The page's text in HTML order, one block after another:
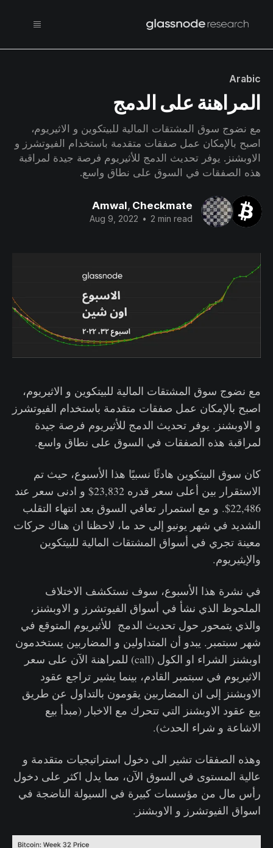
Arabic
المراهنة على الدمج
مع نضوج سوق المشتقات المالية للبيتكوين و الاثيريوم،
اصبح بالإمكان عمل صفقات متقدمة باستخدام الفيوتشرز و
الاوبشنز. يوفر تحديث الدمج للأثيريوم فرصة جيدة لمراقبة
هذه الصفقات في السوق على نطاق واسع.
Amwal, Checkmate
Aug 9, 2022 • 2 min read
مع نضوج سوق المشتقات المالية للبيتكوين و الاثيريوم،
اصبح بالإمكان عمل صفقات متقدمة باستخدام الفيوتشرز
و الاوبشنز. يوفر تحديث الدمج للأثيريوم فرصة جيدة
لمراقبة هذه الصفقات في السوق على نطاق واسع.
كان سوق البيتكوين هادئًا نسبيًا هذا الأسبوع، حيث تم
الاستقرار بين أعلى سعر قدره 23,832$ و ادنى سعر عند
22,486$. و مع استمرار تعافي السوق بعد انتهاء التقلب
الشديد في شهر يونيو إلى حد ما، لاحظنا ان هناك حركات
معينة تجري في أسواق المشتقات المالية للبيتكوين
والإيثيريوم.
في نشرة هذا الأسبوع، سوف نستكشف الاختلاف
الملحوظ الذي نشأ في أسواق الفيوتشرز و الاوبشنز،
والذي يتمحور حول تحديث الدمج للأثيريوم المتوقع في
شهر سبتمبر. يبدو أن المتداولين و المضاربين يستخدمون
اوبشنز الشراء او الكول (call) للمراهنة الآن على سعر
الاثيريوم في سبتمبر القادم، بينما يشير تراجع عقود
الاوبشنز إلى ان المضاربين يقومون بالتداول عن طريق
بيع عقود الاوبشنز التي تتحرك مع الاخبار (مبدأ بيع
الاشاعة و شراء الحدث).
وهذه الصفقات تشير الى دخول استراتيجيات متقدمة و
عالية المستوى في السوق الآن، مما يدل اكثر على دخول
رأس مال من مؤسسات كبيرة في السيولة الناضجة في
اسواق الفيوتشرز و الاوبشنز.